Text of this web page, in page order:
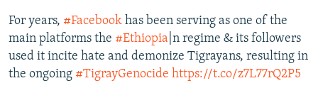
For years, #Facebook has been serving as one of the
main platforms the #Ethiopia |n regime & its followers
used it incite hate and demonize Tigrayans, resulting in
the ongoing #TigrayGenocide https://t.co/z7L77rQ2P5